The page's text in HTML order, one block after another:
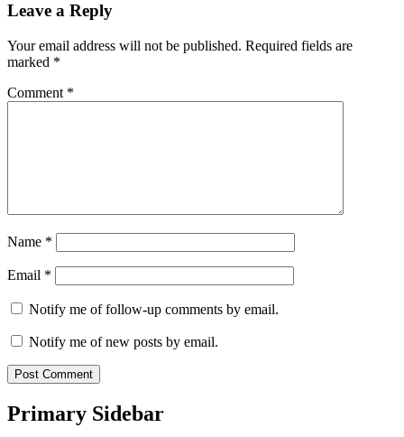
Leave a Reply
Your email address will not be published. Required fields are
marked *
Comment *
Name *
Email *
Notify me of follow-up comments by email.
Notify me of new posts by email.
Primary Sidebar